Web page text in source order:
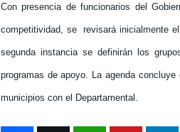
Con presencia de funcionarios del
competitividad, se revisará inicialmente
segunda instancia se definirán los
programas de apoyo. La agenda
municipios con el Departamental.